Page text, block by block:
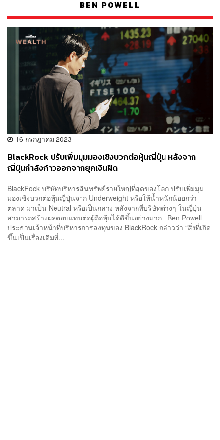
BEN POWELL
16 กรกฎาคม 2023
BlackRock ปรับเพิ่มมุมมองเชิงบวกต่อหุ้นญี่ปุ่น หลังจาก
ญี่ปุ่นกำลังก้าวออกจากยุคเงินฝืด
BlackRock บริษัทบริหารสินทรัพย์รายใหญ่ที่สุดของโลก ปรับเพิ่มมุม
มองเชิงบวกต่อหุ้นญี่ปุ่นจาก Underweight หรือให้น้ำหนักน้อยกว่า
ตลาด มาเป็น Neutral หรือเป็นกลาง หลังจากที่บริษัทต่างๆ ในญี่ปุ่น
สามารถสร้างผลตอบแทนต่อผู้ถือหุ้นได้ดีขึ้นอย่างมาก Ben Powell
ประธานเจ้าหน้าที่บริหารการลงทุนของ BlackRock กล่าวว่า “สิ่งที่เกิด
ขึ้นเป็นเรื่องเดิมที่...